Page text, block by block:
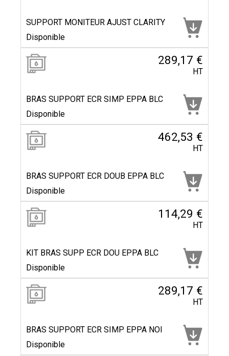
SUPPORT MONITEUR AJUST CLARITY
Disponible
289,17 €
HT
BRAS SUPPORT ECR SIMP EPPA BLC
Disponible
462,53 €
HT
BRAS SUPPORT ECR DOUB EPPA BLC
Disponible
114,29 €
HT
KIT BRAS SUPP ECR DOU EPPA BLC
Disponible
289,17 €
HT
BRAS SUPPORT ECR SIMP EPPA NOI
Disponible